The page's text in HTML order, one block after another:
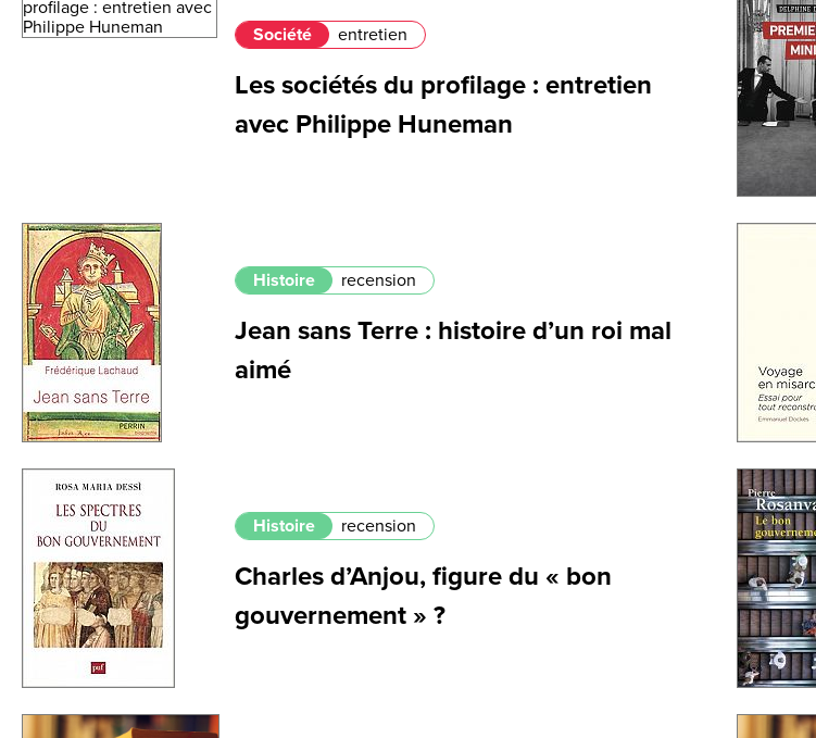
Société entretien
Les sociétés du profilage : entretien
avec Philippe Huneman
Histoire recension
Jean sans Terre : histoire d’un roi mal
aimé
Histoire recension
Charles d’Anjou, figure du « bon
gouvernement » ?